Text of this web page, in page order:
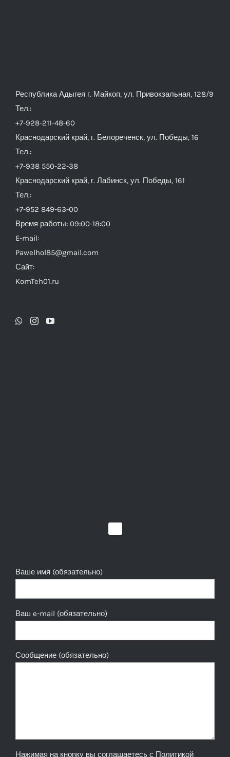
Республика Адыгея г. Майкоп, ул. Привокзальная, 128/9
Тел.:
+7-928-211-48-60
Краснодарский край, г. Белореченск, ул. Победы, 16
Тел.:
+7-938 550-22-38
Краснодарский край, г. Лабинск, ул. Победы, 161
Тел.:
+7-952 849-63-00
Время работы: 09:00-18:00
E-mail:
Pawelhol85@gmail.com
Сайт:
KomTeh01.ru
Ваше имя (обязательно)
Ваш e-mail (обязательно)
Сообщение (обязательно)
Нажимая на кнопку вы соглашаетесь с Политикой